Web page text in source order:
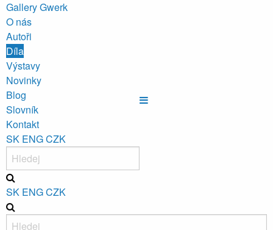
Gallery Gwerk
O nás
Autoři
Díla
Výstavy
Novinky
Blog
Slovník
Kontakt
SK ENGCZK
SK ENGCZK